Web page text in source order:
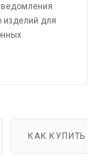
изделий для
КАК КУПИТЬ